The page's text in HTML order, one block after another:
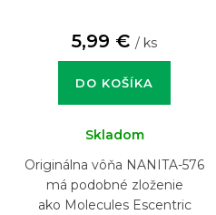
5,99 € / ks
DO KOŠÍKA
Skladom
Originálna vôňa NANITA-576
má podobné zloženie
ako Molecules Escentric